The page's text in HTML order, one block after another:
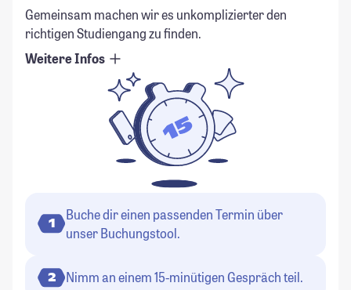
Gemeinsam machen wir es unkomplizierter den
richtigen Studiengang zu finden.
Weitere Infos
1
Buche dir einen passenden Termin über
unser Buchungstool.
2 Nimm an einem 15-minütigen Gespräch teil.